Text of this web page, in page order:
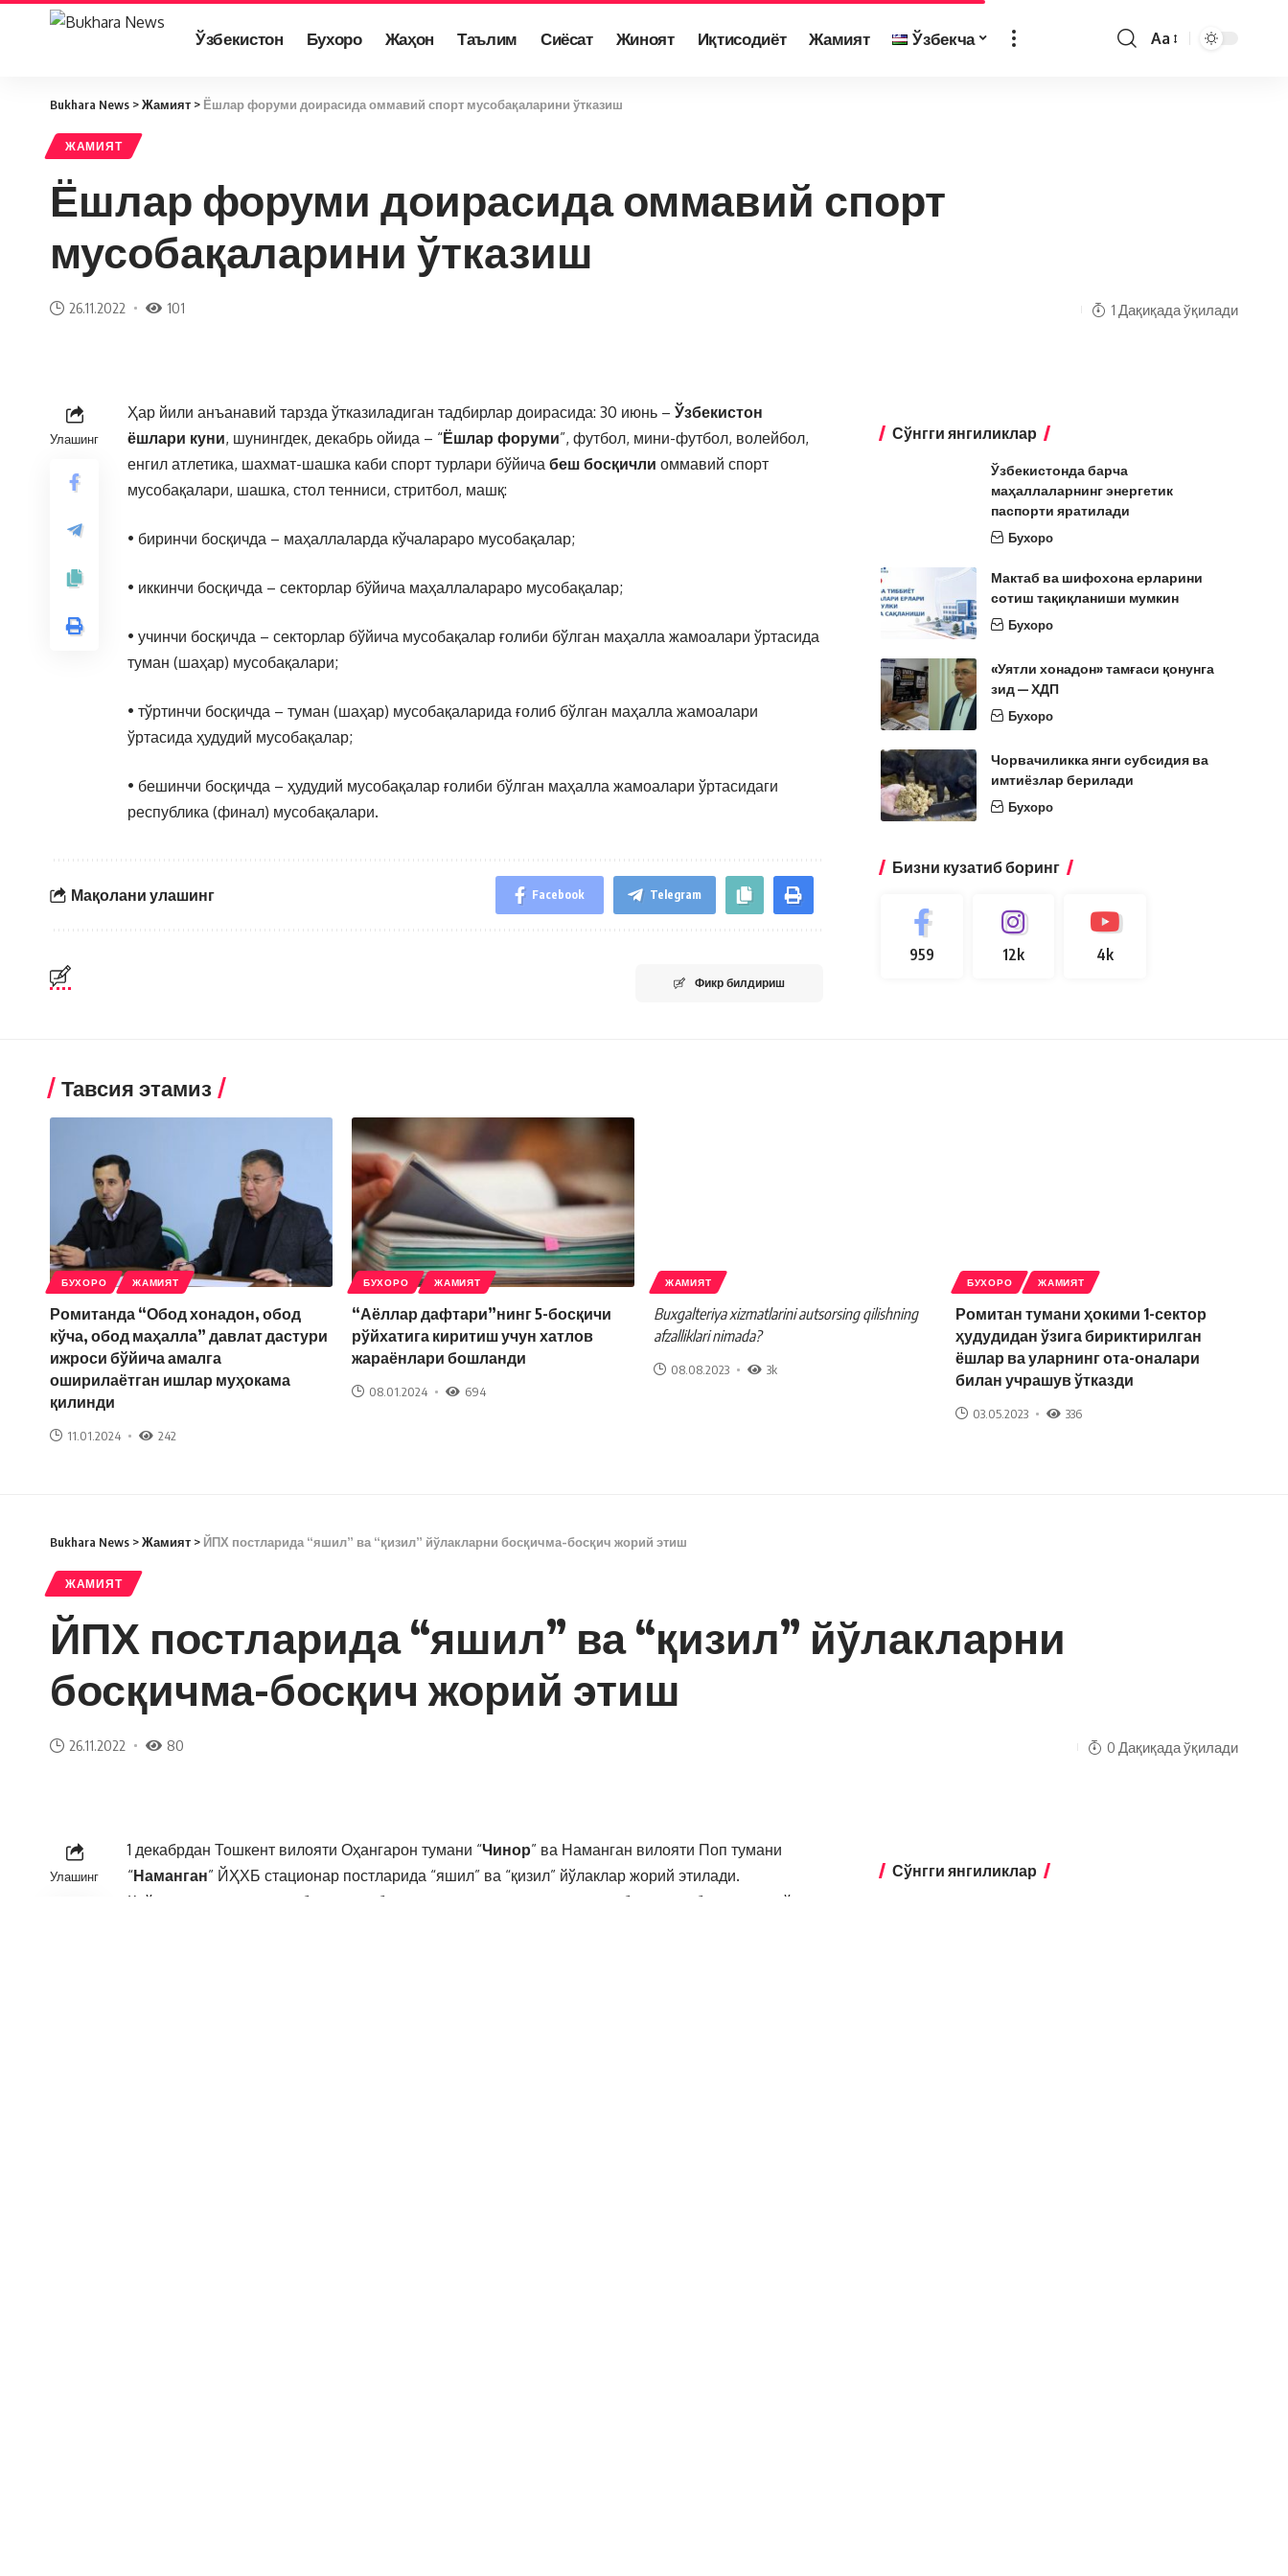
Ўзбекистон Бухоро Жаҳон Таълим Сиёсат Жиноят Иқтисодиёт Жамият Ўзбекча Aa
Bukhara News >Жамият > Ёшлар форуми доирасида оммавий спорт мусобақаларини ўтказиш
ЖАМИЯТ
Ёшлар форуми доирасида оммавий спорт
мусобақаларини ўтказиш
26.11.2022 101 1 Дақиқада ўқилади
Улашинг
Ҳар йили анъанавий тарзда ўтказиладиган тадбирлар доирасида: 30 июнь – Ўзбекистон
ёшлари куни, шунингдек, декабрь ойида – “Ёшлар форуми”, футбол, мини-футбол, волейбол,
енгил атлетика, шахмат-шашка каби спорт турлари бўйича беш босқичли оммавий спорт
мусобақалари, шашка, стол тенниси, стритбол, машқ:
• биринчи босқичда – маҳаллаларда кўчалараро мусобақалар;
• иккинчи босқичда – секторлар бўйича маҳаллалараро мусобақалар;
• учинчи босқичда – секторлар бўйича мусобақалар ғолиби бўлган маҳалла жамоалари ўртасида
туман (шаҳар) мусобақалари;
• тўртинчи босқичда – туман (шаҳар) мусобақаларида ғолиб бўлган маҳалла жамоалари
ўртасида ҳудудий мусобақалар;
• бешинчи босқичда – ҳудудий мусобақалар ғолиби бўлган маҳалла жамоалари ўртасидаги
республика (финал) мусобақалари.
Мақолани улашинг Facebook Telegram
Фикр билдириш
Сўнгги янгиликлар
Ўзбекистонда барча
маҳаллаларнинг энергетик
паспорти яратилади
Бухоро
Мактаб ва шифохона ерларини
сотиш тақиқланиши мумкин
Бухоро
«Уятли хонадон» тамғаси қонунга
зид — ХДП
Бухоро
Чорвачиликка янги субсидия ва
имтиёзлар берилади
Бухоро
Бизни кузатиб боринг
959 12k 4k
Тавсия этамиз
БУХОРО ЖАМИЯТ
Ромитанда “Обод хонадон, обод
кўча, обод маҳалла” давлат дастури
ижроси бўйича амалга
оширилаётган ишлар муҳокама
қилинди
11.01.2024 242
БУХОРО ЖАМИЯТ
“Аёллар дафтари”нинг 5-босқичи
рўйхатига киритиш учун хатлов
жараёнлари бошланди
08.01.2024 694
ЖАМИЯТ
Buxgalteriya xizmatlarini autsorsing qilishning
afzalliklari nimada?
08.08.2023 3k
БУХОРО ЖАМИЯТ
Ромитан тумани ҳокими 1-сектор
ҳудудидан ўзига бириктирилган
ёшлар ва уларнинг ота-оналари
билан учрашув ўтказди
03.05.2023 336
Bukhara News >Жамият > ЙПХ постларида “яшил” ва “қизил” йўлакларни босқичма-босқич жорий этиш
ЖАМИЯТ
ЙПХ постларида “яшил” ва “қизил” йўлакларни
босқичма-босқич жорий этиш
26.11.2022 80 0 Дақиқада ўқилади
Улашинг
1 декабрдан Тошкент вилояти Оҳангарон тумани “Чинор” ва Наманган вилояти Поп тумани
“Наманган” ЙҲХБ стационар постларида “яшил” ва “қизил” йўлаклар жорий этилади.
Кейинчалик тизим республиканинг бошқа стационар постларида ҳам босқичма-босқич жорий
Сўнгги янгиликлар